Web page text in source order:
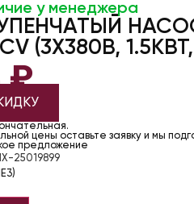
у менеджера
НАСОС
(3Х380В, 1.5КВТ,
₽
цены оставьте заявку и мы
предложение
25019899